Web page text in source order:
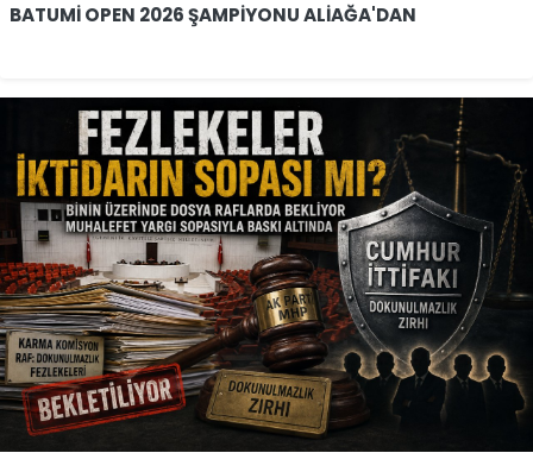
BATUMİ OPEN 2026 ŞAMPİYONU ALİAĞA'DAN